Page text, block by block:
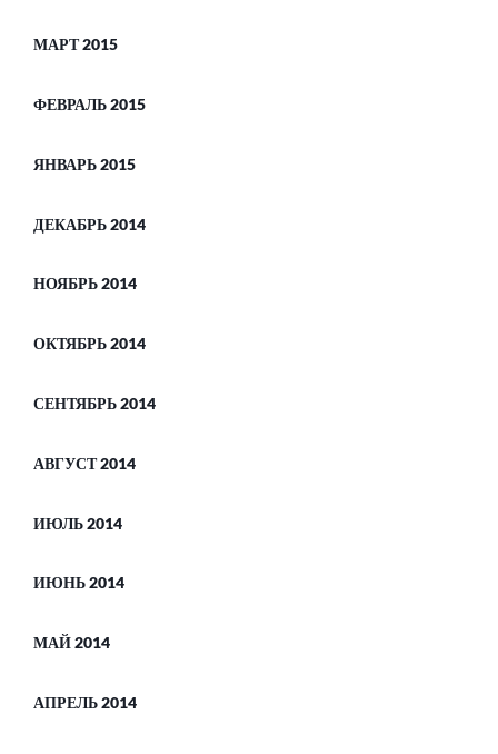
МАРТ 2015
ФЕВРАЛЬ 2015
ЯНВАРЬ 2015
ДЕКАБРЬ 2014
НОЯБРЬ 2014
ОКТЯБРЬ 2014
СЕНТЯБРЬ 2014
АВГУСТ 2014
ИЮЛЬ 2014
ИЮНЬ 2014
МАЙ 2014
АПРЕЛЬ 2014